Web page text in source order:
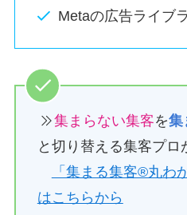
Metaの広告ライブ
集まらない集客を集
と切り替える集客プロ
「集まる集客®︎丸わ
はこちらから